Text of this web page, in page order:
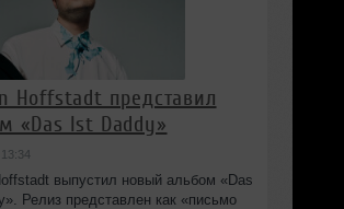
Hoffstadt представил
«Das Ist Daddy»
выпустил новый альбом «Das
Релиз представлен как «письмо